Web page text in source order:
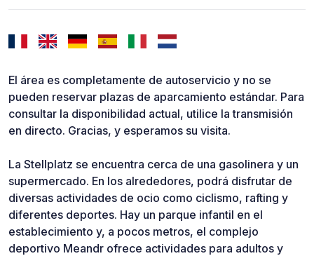
El área es completamente de autoservicio y no se
pueden reservar plazas de aparcamiento estándar. Para
consultar la disponibilidad actual, utilice la transmisión
en directo. Gracias, y esperamos su visita.
La Stellplatz se encuentra cerca de una gasolinera y un
supermercado. En los alrededores, podrá disfrutar de
diversas actividades de ocio como ciclismo, rafting y
diferentes deportes. Hay un parque infantil en el
establecimiento y, a pocos metros, el complejo
deportivo Meandr ofrece actividades para adultos y